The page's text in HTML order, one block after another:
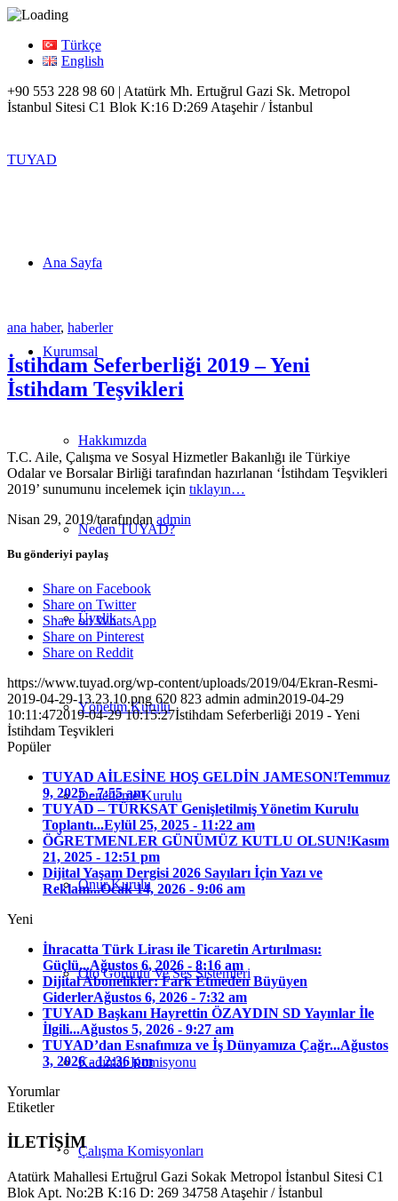
Türkçe
English
+90 553 228 98 60 | Atatürk Mh. Ertuğrul Gazi Sk. Metropol
İstanbul Sitesi C1 Blok K:16 D:269 Ataşehir / İstanbul
TUYAD
Ana Sayfa
Kurumsal
Hakkımızda
Neden TUYAD?
Üyelik
Yönetim Kurulu
Denetleme Kurulu
Onur Kurulu
Oto Görüntü Ve Ses Sistemleri
Kadınlar Komisyonu
Çalışma Komisyonları
ana haber, haberler
İstihdam Seferberliği 2019 – Yeni
İstihdam Teşvikleri
T.C. Aile, Çalışma ve Sosyal Hizmetler Bakanlığı ile Türkiye
Odalar ve Borsalar Birliği tarafından hazırlanan ‘İstihdam Teşvikleri
2019’ sunumunu incelemek için tıklayın…
Nisan 29, 2019/tarafından admin
Bu gönderiyi paylaş
Share on Facebook
Share on Twitter
Share on WhatsApp
Share on Pinterest
Share on Reddit
https://www.tuyad.org/wp-content/uploads/2019/04/Ekran-Resmi-
2019-04-29-13.23.10.png 620 823 admin admin2019-04-29
10:11:472019-04-29 10:15:27İstihdam Seferberliği 2019 - Yeni
İstihdam Teşvikleri
Popüler
TUYAD AİLESİNE HOŞ GELDİN JAMESON!Temmuz
9, 2025 - 7:55 am
TUYAD – TÜRKSAT Genişletilmiş Yönetim Kurulu
Toplantı...Eylül 25, 2025 - 11:22 am
ÖĞRETMENLER GÜNÜMÜZ KUTLU OLSUN!Kasım
21, 2025 - 12:51 pm
Dijital Yaşam Dergisi 2026 Sayıları İçin Yazı ve
Reklam...Ocak 14, 2026 - 9:06 am
Yeni
İhracatta Türk Lirası ile Ticaretin Artırılması:
Güçlü...Ağustos 6, 2026 - 8:16 am
Dijital Abonelikler: Fark Etmeden Büyüyen
GiderlerAğustos 6, 2026 - 7:32 am
TUYAD Başkanı Hayrettin ÖZAYDIN SD Yayınlar İle
İlgili...Ağustos 5, 2026 - 9:27 am
TUYAD’dan Esnafımıza ve İş Dünyamıza Çağr...Ağustos
3, 2026 - 12:36 pm
Yorumlar
Etiketler
İLETİŞİM
Atatürk Mahallesi Ertuğrul Gazi Sokak Metropol İstanbul Sitesi C1
Blok Apt. No:2B K:16 D: 269 34758 Ataşehir / İstanbul